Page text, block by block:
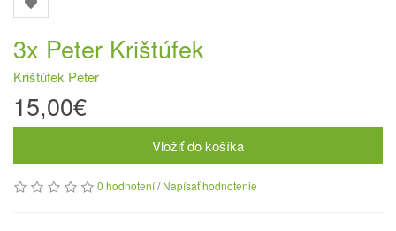
3x Peter Krištúfek
Krištúfek Peter
15,00€
Vložiť do košíka
0 hodnotení/Napísať hodnotenie